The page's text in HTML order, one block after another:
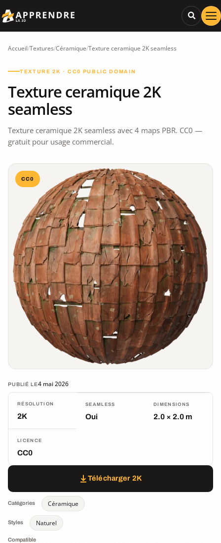
Accueil/Textures/Céramique/Texture ceramique 2K seamless
TEXTURE 2K · CC0 PUBLIC DOMAIN
Texture ceramique 2K
seamless
Texture ceramique 2K seamless avec 4 maps PBR. CC0 —
gratuit pour usage commercial.
CC0
PUBLIÉ LE4 mai 2026
RÉSOLUTION
2K
SEAMLESS
Oui
DIMENSIONS
2.0 × 2.0 m
LICENCE
CC0
Télécharger 2K
Catégories Céramique
Styles Naturel
Compatible